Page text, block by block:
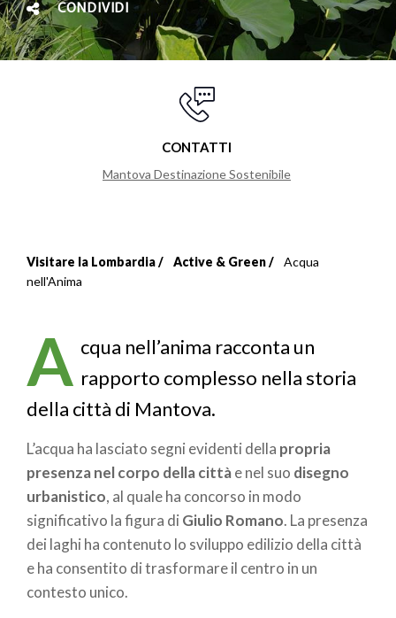
CONDIVIDI
CONTATTI
Mantova Destinazione Sostenibile
Briciole
pane
Visitare la Lombardia Active & Green
Acqua
nell'Anima
A cqua nell’anima racconta un
rapporto complesso nella storia
della città di Mantova.
L’acqua ha lasciato segni evidenti della propria
presenza nel corpo della cittàe nel suo disegno
urbanistico, al quale ha concorso in modo
significativo la figura di Giulio Romano. La presenza
dei laghi ha contenuto lo sviluppo edilizio della città
e ha consentito di trasformare il centro in un
contesto unico.